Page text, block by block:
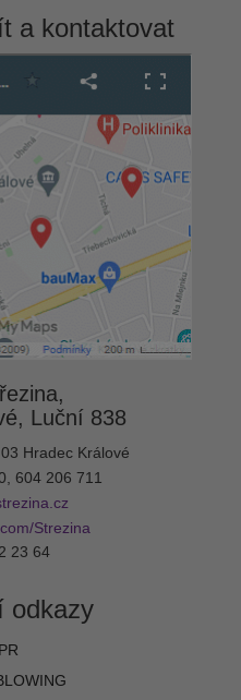
a kontaktovat
Luční 838
Hradec Králové
604 206 711
Strezina
23 64
odkazy